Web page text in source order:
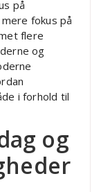
på
fokus på
flere
og
i forhold til
og